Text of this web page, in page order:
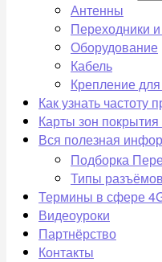
Антенны
Переходники
Оборудование
Кабель
Крепление
Как узнать частоту
Карты зон
Вся полезная
Подборка
Типы
Термины в сфере
Видеоуроки
Партнёрство
Контакты